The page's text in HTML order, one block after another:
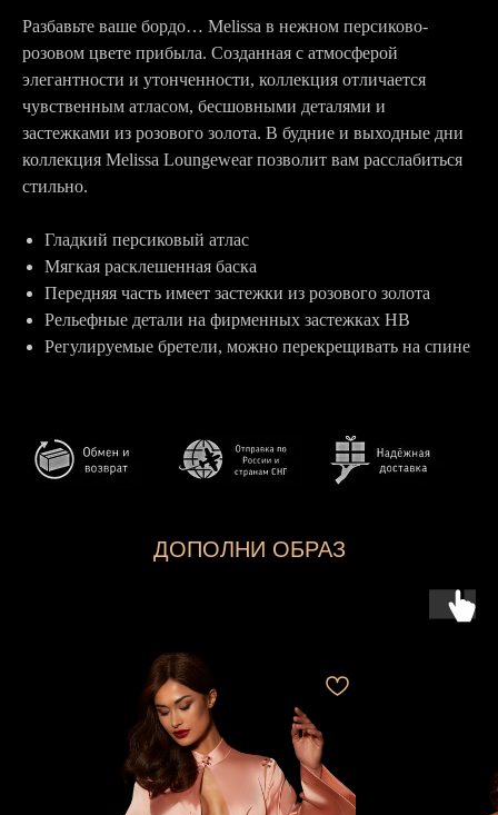
Разбавьте ваше бордо… Melissa в нежном персиково-
розовом цвете прибыла. Созданная с атмосферой
элегантности и утонченности, коллекция отличается
чувственным атласом, бесшовными деталями и
застежками из розового золота. В будние и выходные дни
коллекция Melissa Loungewear позволит вам расслабиться
стильно.
Гладкий персиковый атлас
Мягкая расклешенная баска
Передняя часть имеет застежки из розового золота
Рельефные детали на фирменных застежках HB
Регулируемые бретели, можно перекрещивать на спине
ДОПОЛНИ ОБРАЗ